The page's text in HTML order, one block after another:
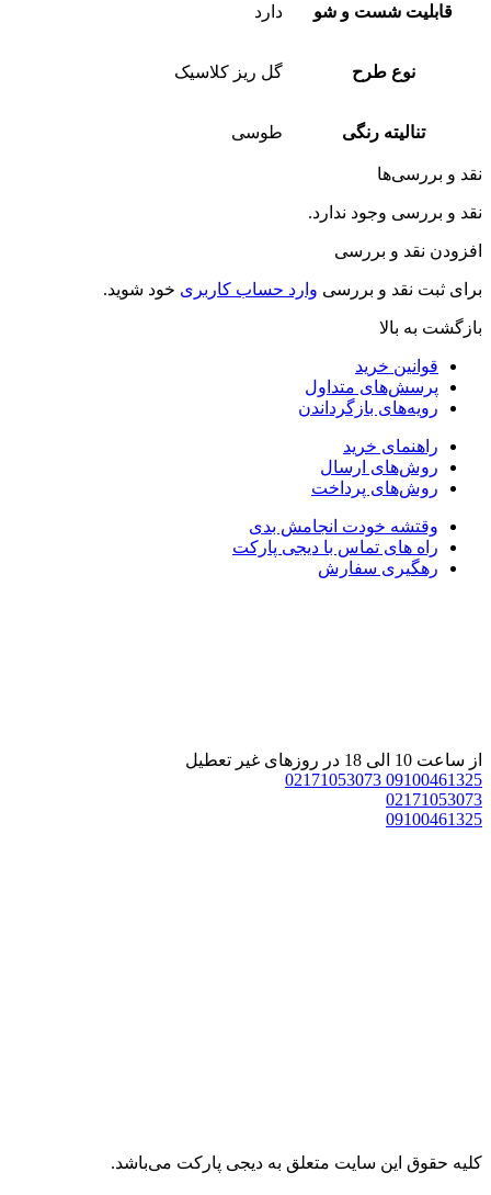
قابلیت شست و شو دارد
نوع طرح گل ریز کلاسیک
تنالیته رنگی طوسی
و بررسی‌ها
و بررسی وجود ندارد.
نقد و بررسی
ثبت نقد و بررسی وارد حساب کاربریخود شوید.
به بالا
قوانین خرید
پرسش‌های متداول
رویه‌های بازگرداندن
راهنمای خرید
روش‌های ارسال
روش‌های پرداخت
وقتشه خودت انجامش بدی
راه های تماس با دیجی پارکت
رهگیری سفارش
ساعت 10 الی 18 در روزهای غیر تعطیل
02171053073
حقوق اين سايت متعلق به دیجی پارکت می‌باشد.